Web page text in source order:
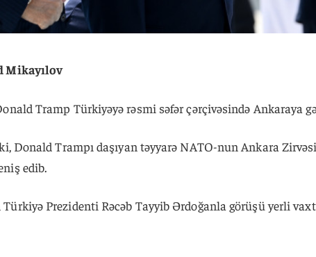
Mikayılov
Tramp Türkiyəyə rəsmi səfər çərçivəsində Ankaraya
Donald Trampı daşıyan təyyarə NATO-nun Ankara
edib.
Prezidenti Rəcəb Tayyib Ərdoğanla görüşü yerli